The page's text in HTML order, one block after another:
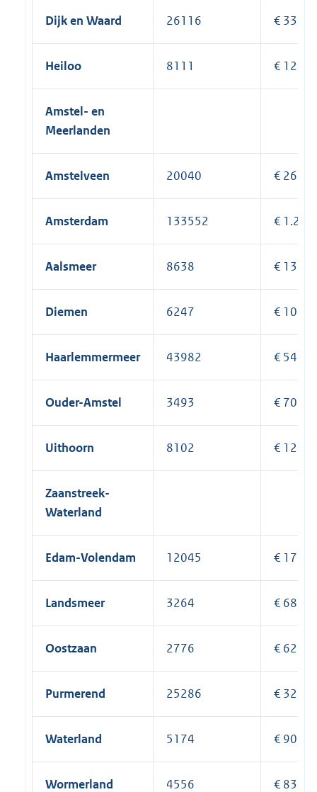
Dijk en Waard 26116 €
Heiloo 8111 €
Amstel- en
Meerlanden
Amstelveen 20040 €
Amsterdam 133552 €
Aalsmeer 8638 €
Diemen 6247 €
Haarlemmermeer 43982 €
Ouder-Amstel 3493 €
Uithoorn 8102 €
Zaanstreek-
Waterland
Edam-Volendam 12045 €
Landsmeer 3264 €
Oostzaan 2776 €
Purmerend 25286 €
Waterland 5174 €
Wormerland 4556 €